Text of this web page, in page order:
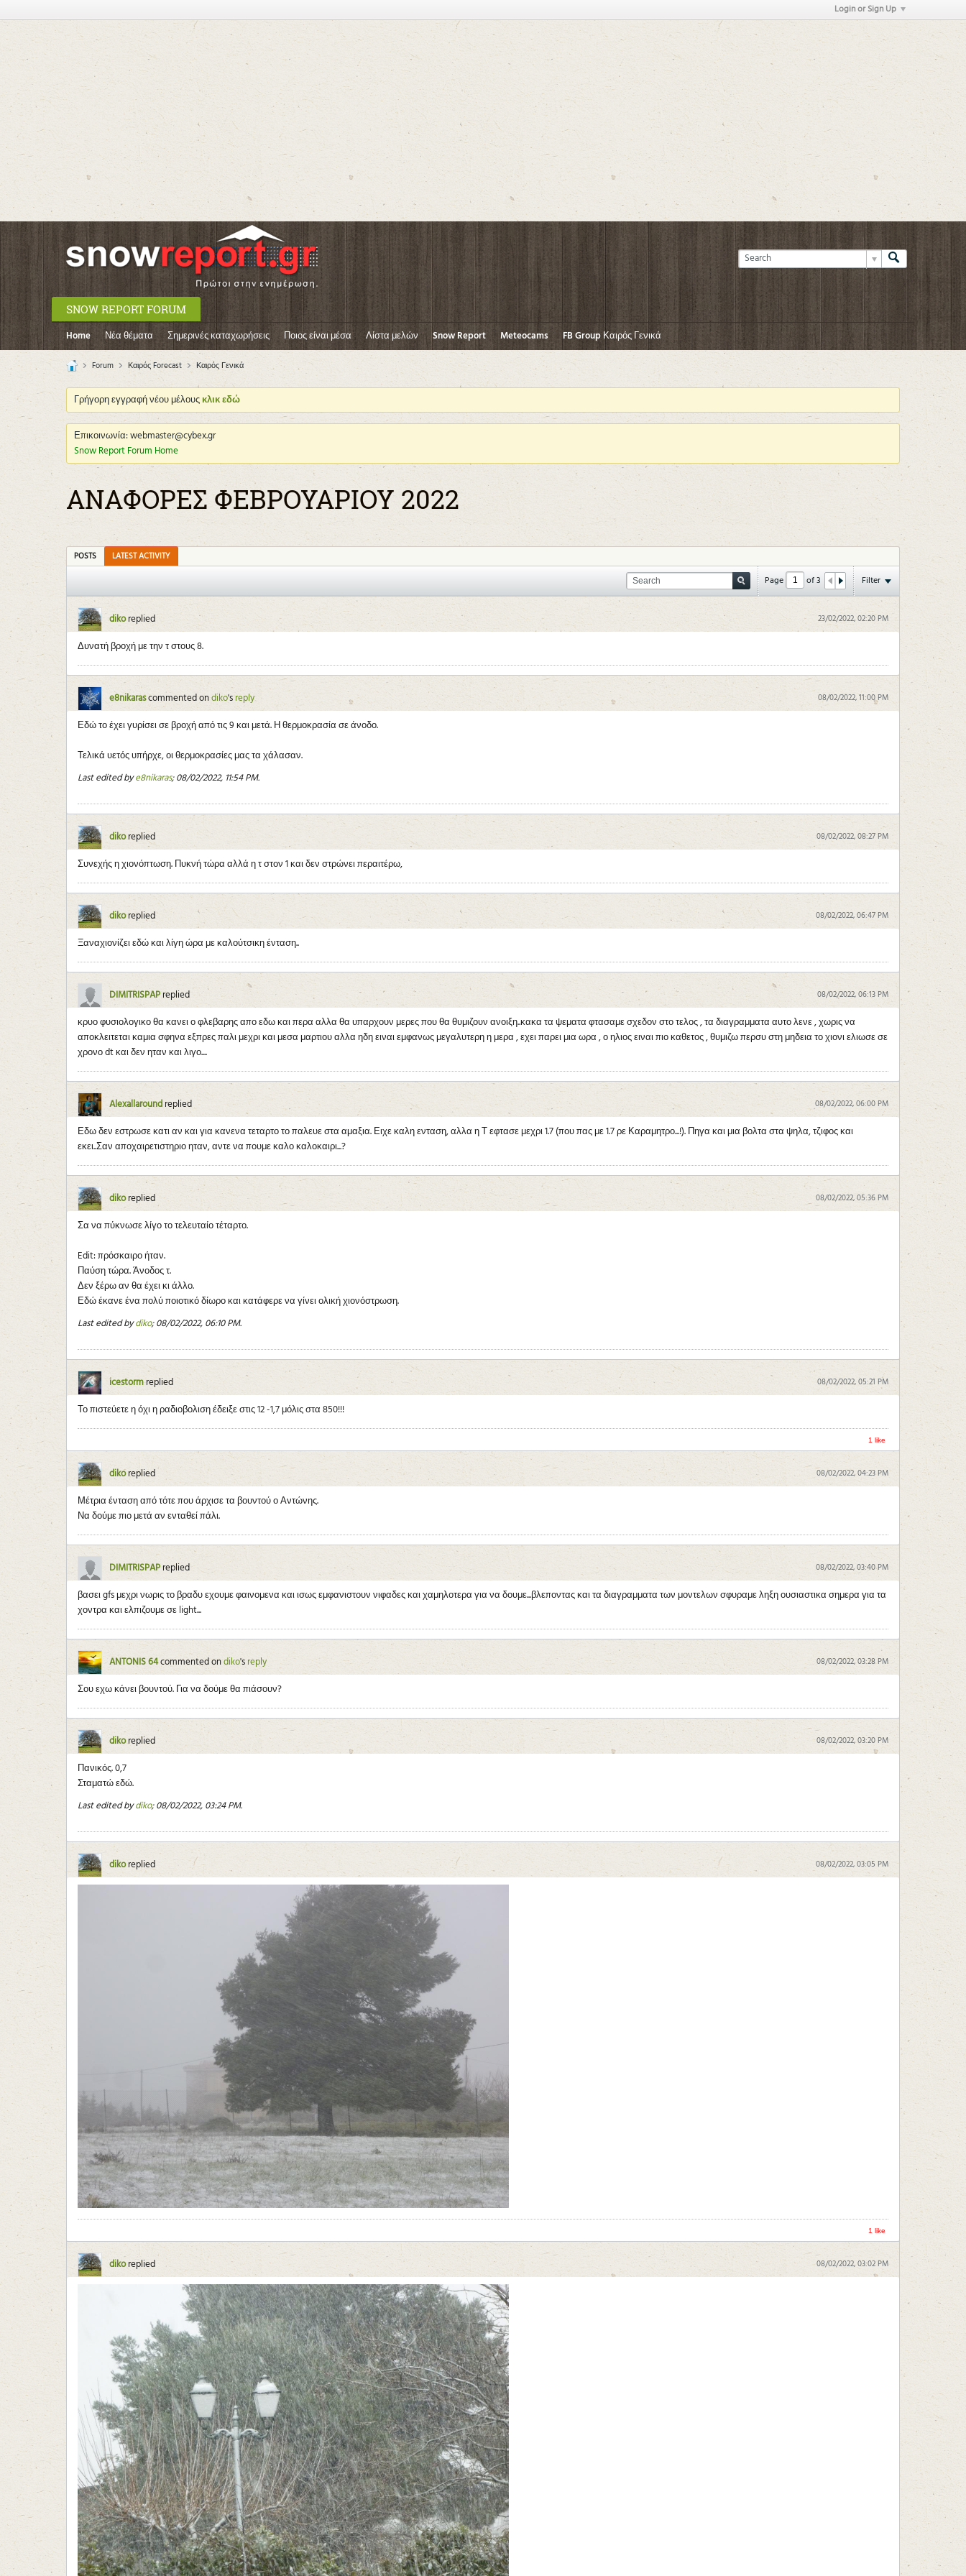
Login or Sign Up
SNOW REPORT FORUM
Home Νέα θέματα Σημερινές καταχωρήσεις Ποιος είναι μέσα Λίστα μελών Snow Report Meteocams FB Group Καιρός Γενικά
Forum Καιρός Forecast Καιρός Γενικά
Γρήγορη εγγραφή νέου μέλουςκλικ εδώ
Επικοινωνία: webmaster@cybex.gr
Snow Report Forum Home
ΑΝΑΦΟΡΕΣ ΦΕΒΡΟΥΑΡΙΟΥ 2022
POSTS LATEST ACTIVITY
Page of3 Filter
dikoreplied 23/02/2022, 02:20 PM
Δυνατή βροχή με την τ στους 8.
e8nikarascommented ondiko'sreply 08/02/2022, 11:00 PM
Εδώ το έχει γυρίσει σε βροχή από τις 9 και μετά. Η θερμοκρασία σε άνοδο.
Τελικά υετός υπήρχε, οι θερμοκρασίες μας τα χάλασαν.
Last edited bye8nikaras;08/02/2022, 11:54 PM.
dikoreplied 08/02/2022, 08:27 PM
Συνεχής η χιονόπτωση. Πυκνή τώρα αλλά η τ στον 1 και δεν στρώνει περαιτέρω,
dikoreplied 08/02/2022, 06:47 PM
Ξαναχιονίζει εδώ και λίγη ώρα με καλούτσικη ένταση..
DIMITRISPAPreplied 08/02/2022, 06:13 PM
κρυο φυσιολογικο θα κανει ο φλεβαρης απο εδω και περα αλλα θα υπαρχουν μερες που θα θυμιζουν ανοιξη..κακα τα ψεματα φτασαμε σχεδον στο τελος , τα διαγραμματα αυτο λενε , χωρις να
αποκλειτεται καμια σφηνα εξπρες παλι μεχρι και μεσα μαρτιου αλλα ηδη ειναι εμφανως μεγαλυτερη η μερα , εχει παρει μια ωρα , ο ηλιος ειναι πιο καθετος , θυμιζω περσυ στη μηδεια το χιονι ελιωσε σε
χρονο dt και δεν ηταν και λιγο....
Alexallaroundreplied 08/02/2022, 06:00 PM
Εδω δεν εστρωσε κατι αν και για κανενα τεταρτο το παλευε στα αμαξια. Ειχε καλη ενταση, αλλα η Τ εφτασε μεχρι 1.7 (που πας με 1.7 ρε Καραμητρο...!). Πηγα και μια βολτα στα ψηλα, τζιφος και
εκει..Σαν αποχαιρετιστηριο ηταν, αντε να πουμε καλο καλοκαιρι...?
dikoreplied 08/02/2022, 05:36 PM
Σα να πύκνωσε λίγο το τελευταίο τέταρτο.
Edit: πρόσκαιρο ήταν.
Παύση τώρα. Άνοδος τ.
Δεν ξέρω αν θα έχει κι άλλο.
Εδώ έκανε ένα πολύ ποιοτικό δίωρο και κατάφερε να γίνει ολική χιονόστρωση.
Last edited bydiko;08/02/2022, 06:10 PM.
icestormreplied 08/02/2022, 05:21 PM
Το πιστεύετε η όχι η ραδιοβολιση έδειξε στις 12 -1,7 μόλις στα 850!!!
1 like
dikoreplied 08/02/2022, 04:23 PM
Μέτρια ένταση από τότε που άρχισε τα βουντού ο Αντώνης.
Να δούμε πιο μετά αν ενταθεί πάλι.
DIMITRISPAPreplied 08/02/2022, 03:40 PM
βασει gfs μεχρι νωρις το βραδυ εχουμε φαινομενα και ισως εμφανιστουν νιφαδες και χαμηλοτερα για να δουμε...βλεποντας και τα διαγραμματα των μοντελων σφυραμε ληξη ουσιαστικα σημερα για τα
χοντρα και ελπιζουμε σε light...
ANTONIS 64commented ondiko'sreply 08/02/2022, 03:28 PM
Σου εχω κάνει βουντού. Για να δούμε θα πιάσουν?
dikoreplied 08/02/2022, 03:20 PM
Πανικός. 0,7
Σταματώ εδώ.
Last edited bydiko;08/02/2022, 03:24 PM.
dikoreplied 08/02/2022, 03:05 PM
1 like
dikoreplied 08/02/2022, 03:02 PM